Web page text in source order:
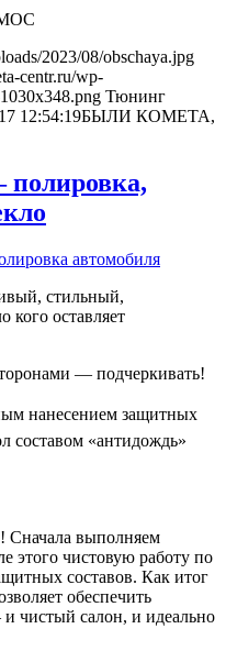
2023/08/obschaya.jpg
centr.ru/wp-
Тюнинг
12:54:19БЫЛИ КОМЕТА,
автомобиля
стильный,
оставляет
— подчеркивать!
нанесением защитных
составом «антидождь»
Сначала выполняем
этого чистовую работу по
составов. Как итог
обеспечить
чистый салон, и идеально